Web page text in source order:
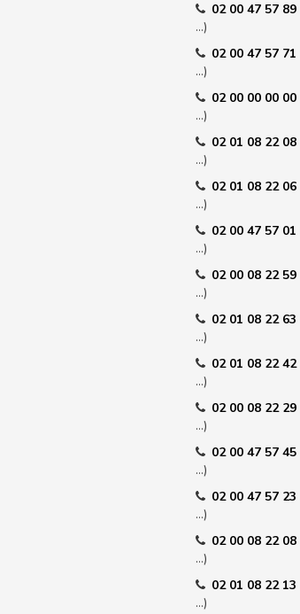
02 00 47 57 89
…)
02 00 47 57 71
…)
02 00 00 00 00
…)
02 01 08 22 08
…)
02 01 08 22 06
…)
02 00 47 57 01
…)
02 00 08 22 59
…)
02 01 08 22 63
…)
02 01 08 22 42
…)
02 00 08 22 29
…)
02 00 47 57 45
…)
02 00 47 57 23
…)
02 00 08 22 08
…)
02 01 08 22 13
…)